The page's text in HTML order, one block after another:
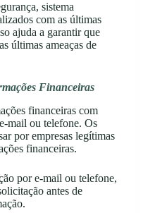
sistema
com as últimas
ajuda a garantir que
últimas ameaças de
Financeiras
financeiras com
mail ou telefone. Os
por empresas legítimas
financeiras.
por e-mail ou telefone,
antes de